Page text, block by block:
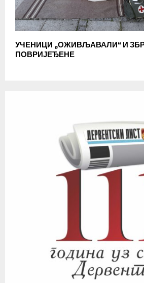
УЧЕНИЦИ „ОЖИВЉАВАЛИ“ И
ПОВРИЈЕЂЕНЕ